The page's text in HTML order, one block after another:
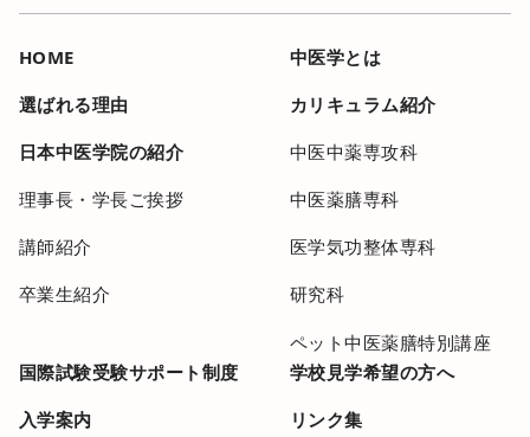
HOME
選ばれる理由
日本中医学院の紹介
理事長・学長ご挨拶
講師紹介
卒業生紹介
中医学とは
カリキュラム紹介
中医中薬専攻科
中医薬膳専科
医学気功整体専科
研究科
ペット中医薬膳特別講座
国際試験受験サポート制度
入学案内
学校見学希望の方へ
リンク集